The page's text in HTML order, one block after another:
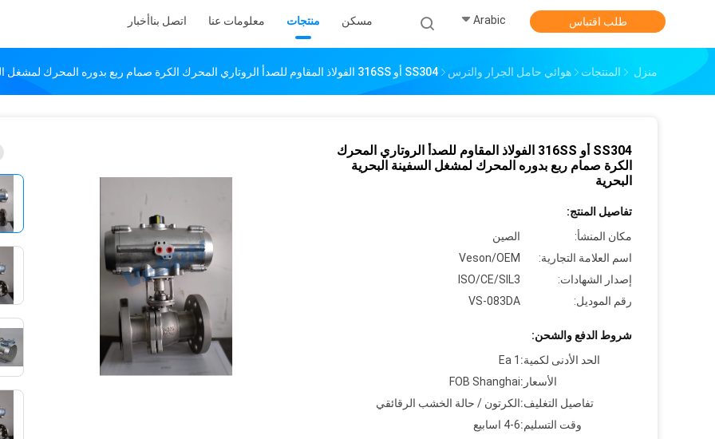
مسكن منتجات معلومات عنا اتصل بناأخبار Arabic طلب اقتباس
منزل المنتجات هوائي حامل الجرار والترس SS304 أو 316SS الفولاذ المقاوم للصدأ الروتاري المحرك الكرة صمام ربع بدوره المحرك لمشغل السفينة البحرية البحرية
SS304 أو 316SS الفولاذ المقاوم للصدأ الروتاري المحرك
الكرة صمام ربع بدوره المحرك لمشغل السفينة البحرية
البحرية
تفاصيل المنتج:
مكان المنشأ:
الصين
اسم العلامة التجارية:
Veson/OEM
إصدار الشهادات:
ISO/CE/SIL3
رقم الموديل:
VS-083DA
شروط الدفع والشحن:
الحد الأدنى لكمية: 1 Ea
الأسعار:FOB Shanghai
تفاصيل التغليف:الكرتون / حالة الخشب الرقائقي
وقت التسليم:4-6 اسابيع